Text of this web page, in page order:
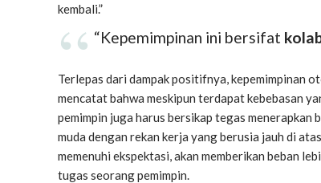
kembali.”
“Kepemimpinan ini bersifat
Terlepas dari dampak positifnya, kepemimpinan
mencatat bahwa meskipun terdapat kebebasan
pemimpin juga harus bersikap tegas menerapkan
muda dengan rekan kerja yang berusia jauh di
memenuhi ekspektasi, akan memberikan beban
tugas seorang pemimpin.